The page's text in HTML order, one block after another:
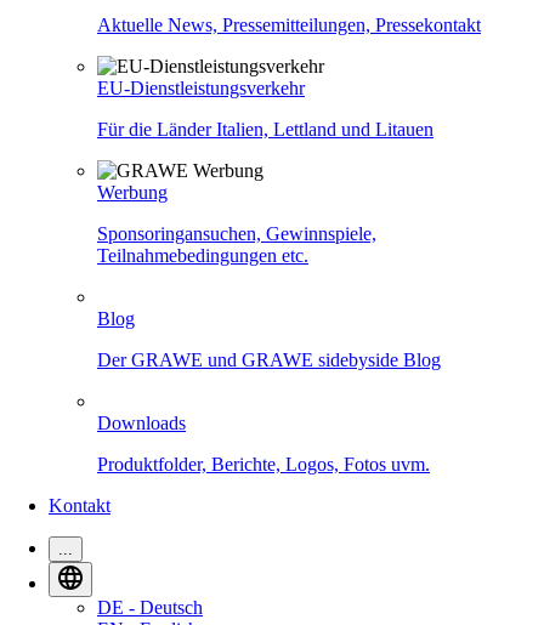
Aktuelle News, Pressemitteilungen, Pressekontakt
EU-Dienstleistungsverkehr
Für die Länder Italien, Lettland und Litauen
Werbung
Sponsoringansuchen, Gewinnspiele,
Teilnahmebedingungen etc.
Blog
Der GRAWE und GRAWE sidebyside Blog
Downloads
Produktfolder, Berichte, Logos, Fotos uvm.
Kontakt
...
DE - Deutsch